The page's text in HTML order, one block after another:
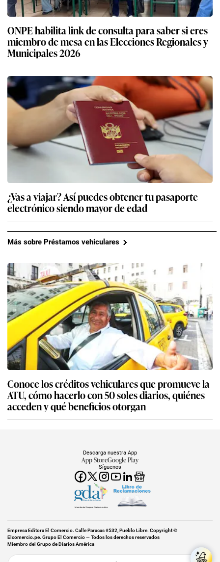
ONPE habilita link de consulta para saber si eres
miembro de mesa en las Elecciones Regionales y
Municipales 2026
¿Vas a viajar? Así puedes obtener tu pasaporte
electrónico siendo mayor de edad
Más sobre Préstamos vehiculares
Conoce los créditos vehiculares que promueve la
ATU, cómo hacerlo con 50 soles diarios, quiénes
acceden y qué beneficios otorgan
Síguenos
Descarga nuestra App
App StoreGoogle Play
Miembro del Grupo de Diarios América
Empresa Editora El Comercio. Calle Paracas #532, Pueblo Libre. Copyright ©
Elcomercio.pe. Grupo El Comercio — Todos los derechos reservados
Miembro del Grupo de Diarios América